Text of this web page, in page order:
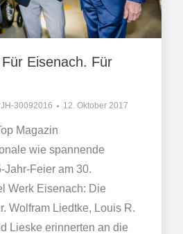
Eisenach. Für
30092016 12. Oktober 2017
Magazin
wie spannende
Jahr-Feier am 30.
Werk Eisenach: Die
Wolfram Liedtke, Louis R.
Lieske erinnerten an die